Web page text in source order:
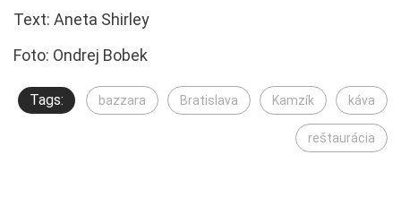
Text: Aneta Shirley
Foto: Ondrej Bobek
Tags: bazzara Bratislava Kamzík káva
reštaurácia